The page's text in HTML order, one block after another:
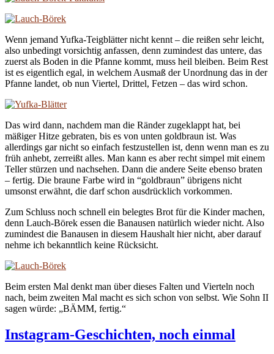
Wenn jemand Yufka-Teigblätter nicht kennt – die reißen sehr leicht,
also unbedingt vorsichtig anfassen, denn zumindest das untere, das
zuerst als Boden in die Pfanne kommt, muss heil bleiben. Beim Rest
ist es eigentlich egal, in welchem Ausmaß der Unordnung das in der
Pfanne landet, ob nun Viertel, Drittel, Fetzen – das wird schon.
Das wird dann, nachdem man die Ränder zugeklappt hat, bei
mäßiger Hitze gebraten, bis es von unten goldbraun ist. Was
allerdings gar nicht so einfach festzustellen ist, denn wenn man es zu
früh anhebt, zerreißt alles. Man kann es aber recht simpel mit einem
Teller stürzen und nachsehen. Dann die andere Seite ebenso braten
– fertig. Die braune Farbe wird in “goldbraun” übrigens nicht
umsonst erwähnt, die darf schon ausdrücklich vorkommen.
Zum Schluss noch schnell ein belegtes Brot für die Kinder machen,
denn Lauch-Börek essen die Banausen natürlich wieder nicht. Also
zumindest die Banausen in diesem Haushalt hier nicht, aber darauf
nehme ich bekanntlich keine Rücksicht.
Beim ersten Mal denkt man über dieses Falten und Vierteln noch
nach, beim zweiten Mal macht es sich schon von selbst. Wie Sohn II
sagen würde: „BÄMM, fertig.“
Instagram-Geschichten, noch einmal